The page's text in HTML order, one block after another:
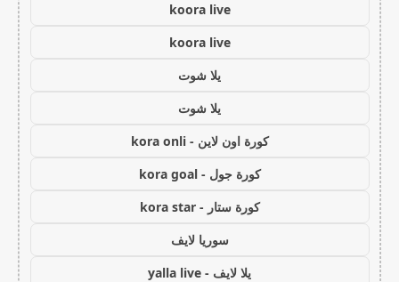
koora live
koora live
يلا شوت
يلا شوت
كورة اون لاين - kora onli
كورة جول - kora goal
كورة ستار - kora star
سوريا لايف
يلا لايف - yalla live